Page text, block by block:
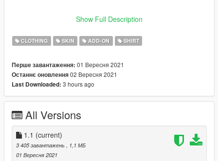
more mods in the future!Show Full Description
CLOTHING SKIN ADD-ON SHIRT
Перше завантаження: 01 Вересня 2021
Останнє оновлення02 Вересня 2021
Last Downloaded: 3 hours ago
All Versions
1.1 (current)
3 405 завантажень
, 1,1 МБ
01 Вересня 2021